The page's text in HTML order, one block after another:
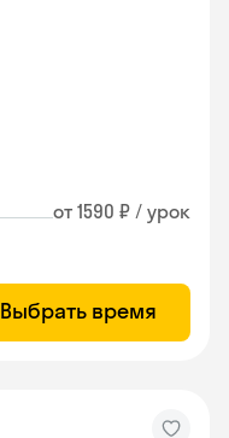
от 1590 ₽ / урок
Выбрать время